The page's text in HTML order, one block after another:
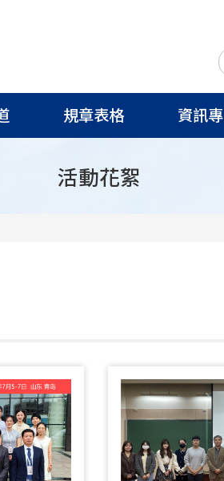
規章表格 資訊
活動花絮